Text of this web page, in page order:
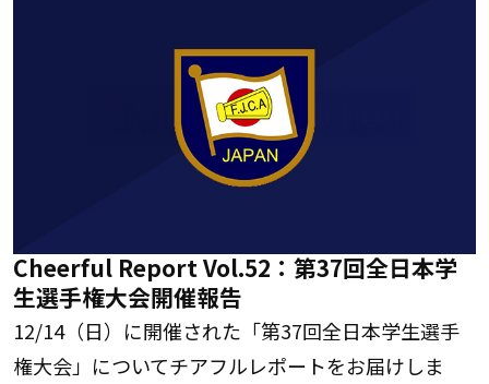
Cheerful Report Vol.52：第37回全日本学
生選手権大会開催報告
12/14（日）に開催された「第37回全日本学生選手
権大会」についてチアフルレポートをお届けしま